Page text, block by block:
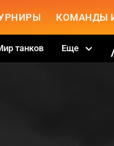
КОМАНДЫ
танков Еще